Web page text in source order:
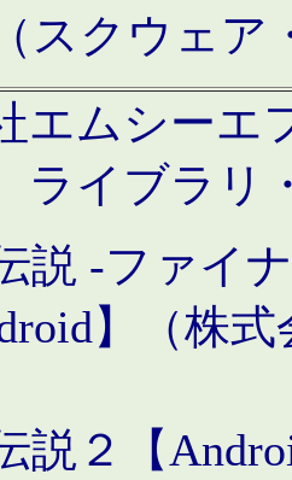
スクウェア
エムシーエ
ライブラリ
説 -ファイ
】（株
説２【